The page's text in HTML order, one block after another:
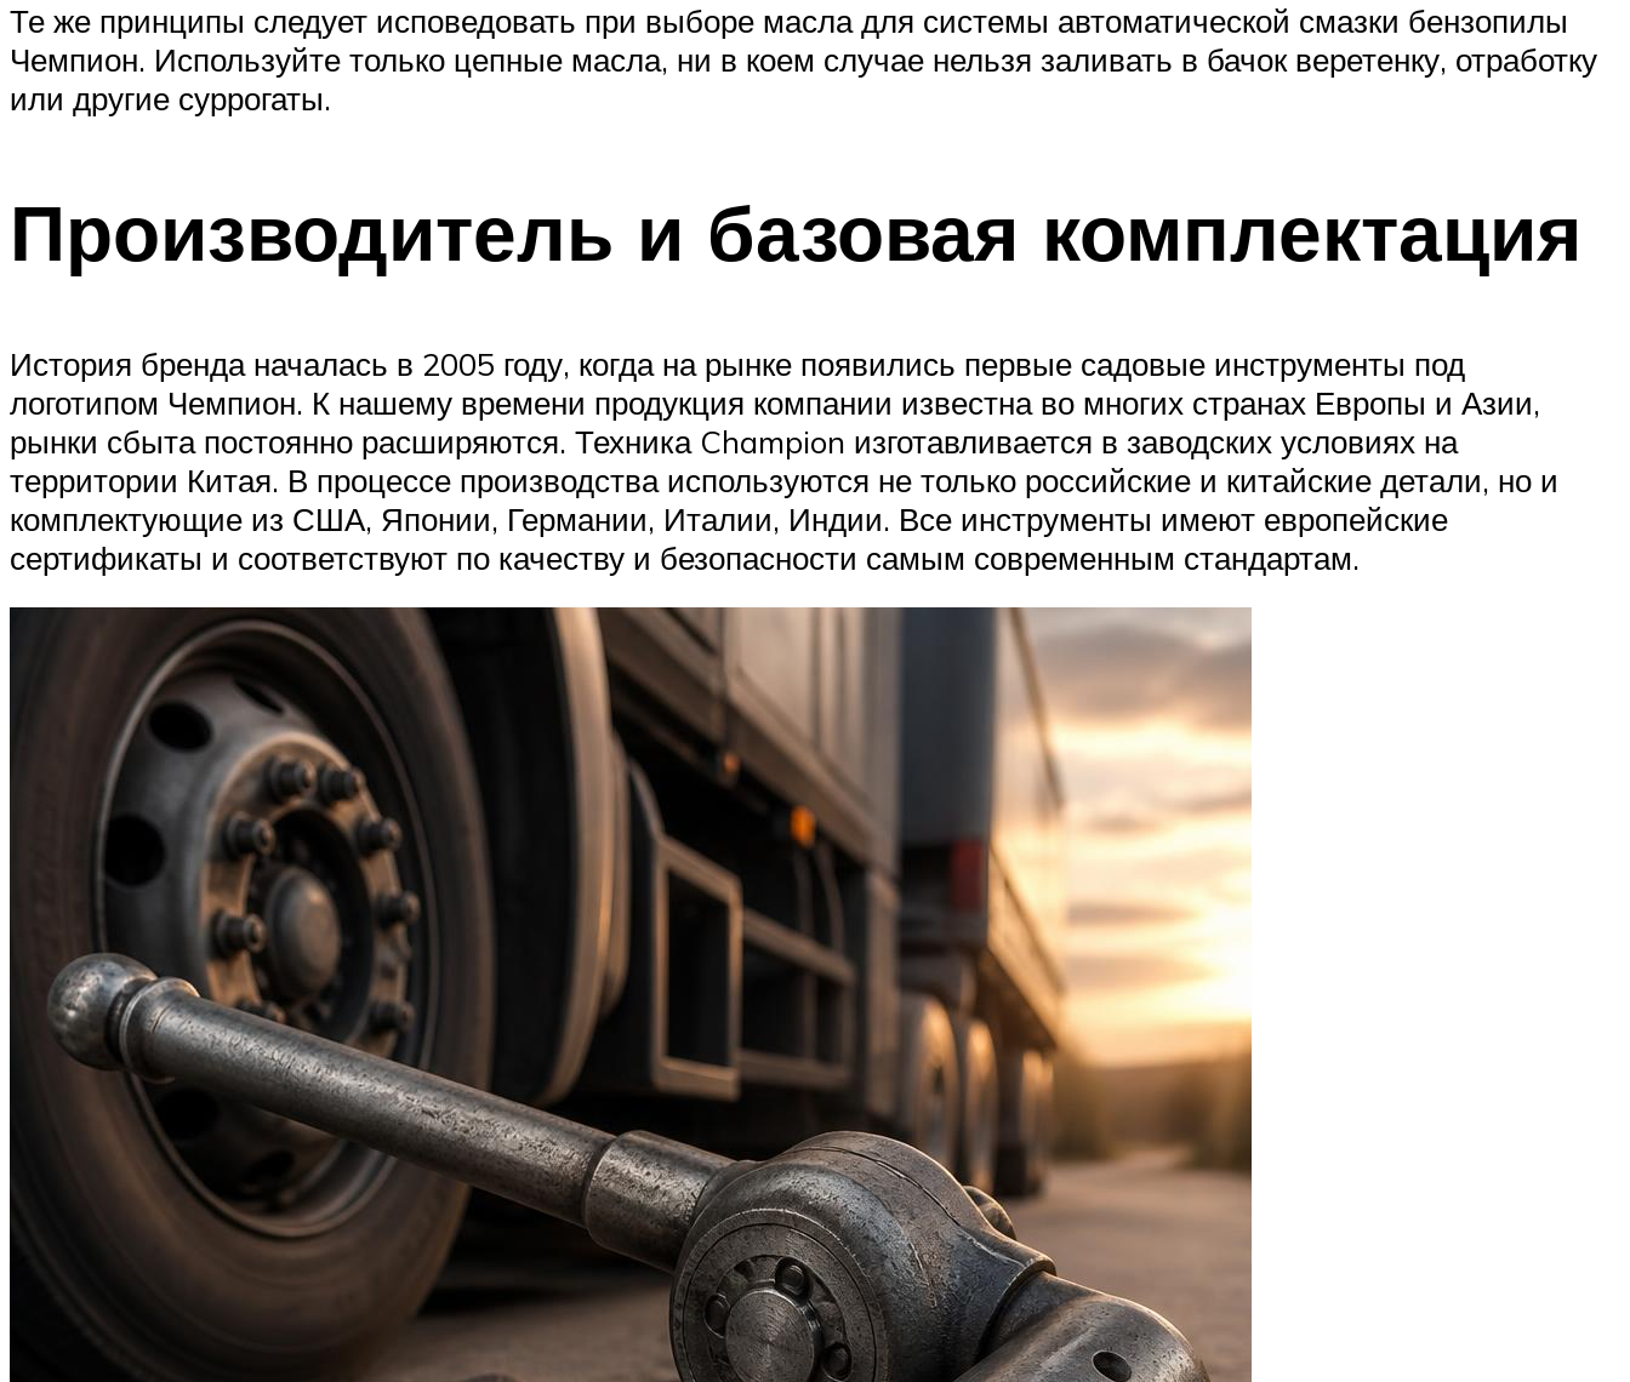
Те же принципы следует исповедовать при выборе масла для системы автоматической смазки бензопилы
Чемпион. Используйте только цепные масла, ни в коем случае нельзя заливать в бачок веретенку, отработку
или другие суррогаты.
Производитель и базовая комплектация
История бренда началась в 2005 году, когда на рынке появились первые садовые инструменты под
логотипом Чемпион. К нашему времени продукция компании известна во многих странах Европы и Азии,
рынки сбыта постоянно расширяются. Техника Champion изготавливается в заводских условиях на
территории Китая. В процессе производства используются не только российские и китайские детали, но и
комплектующие из США, Японии, Германии, Италии, Индии. Все инструменты имеют европейские
сертификаты и соответствуют по качеству и безопасности самым современным стандартам.